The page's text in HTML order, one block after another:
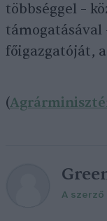
többséggel –
támogatásával
főigazgatóját,
(
A